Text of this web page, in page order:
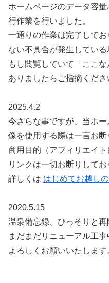
ホームページのデータ容
行作業を行いました。
一通りの作業は完了して
ない不具合が発生している
もし閲覧していて「ここ
ありましたらご指摘くださ
2025.4.2
今さらな事ですが、当ホ
像を使用する際は一言お断
商用目的（アフィリエイト
リンクは一切お断りしてお
詳しくは はじめてお越し
2020.5.15
温泉備忘録、ひっそりと再
まだまだリニューアル工
よろしくお願いいたします